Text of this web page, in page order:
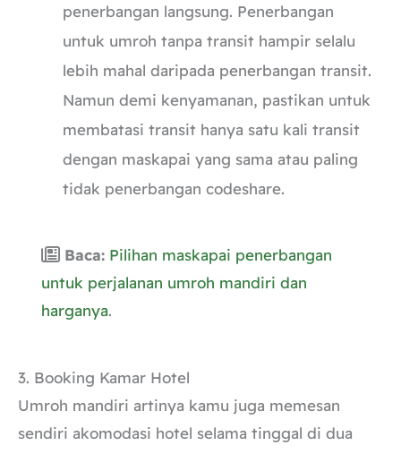
penerbangan langsung. Penerbangan
untuk umroh tanpa transit hampir selalu
lebih mahal daripada penerbangan transit.
Namun demi kenyamanan, pastikan untuk
membatasi transit hanya satu kali transit
dengan maskapai yang sama atau paling
tidak penerbangan codeshare.
Baca: Pilihan maskapai penerbangan
untuk perjalanan umroh mandiri dan
harganya.
3. Booking Kamar Hotel
Umroh mandiri artinya kamu juga memesan
sendiri akomodasi hotel selama tinggal di dua